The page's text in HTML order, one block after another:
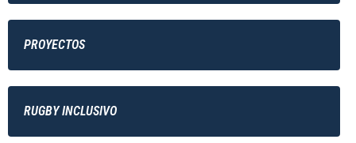
PROYECTOS
RUGBY INCLUSIVO